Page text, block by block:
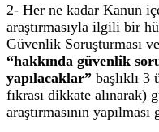
2- Her ne kadar Kanun
araştırmasıyla ilgili bir
Güvenlik Soruşturması
“hakkında güvenlik
yapılacaklar” başlıklı 3
fıkrası dikkate alınarak)
araştırmasının